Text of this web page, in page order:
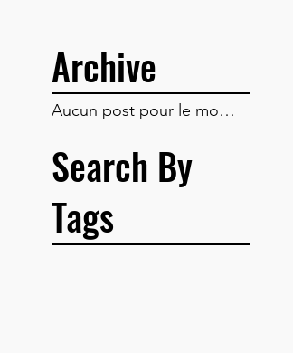
Archive
Aucun post pour le moment.
Search By
Tags